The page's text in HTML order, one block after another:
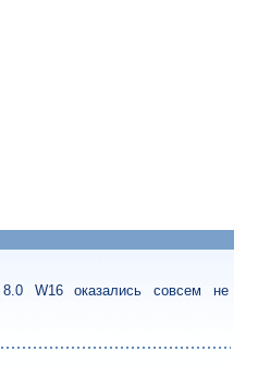
W16 оказались совсем не